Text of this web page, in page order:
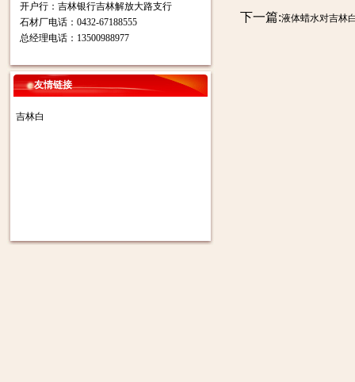
开户行：吉林银行吉林解放大路支行
石材厂电话：0432-67188555
总经理电话：13500988977
友情链接
吉林白
下一篇:液体蜡水对吉林